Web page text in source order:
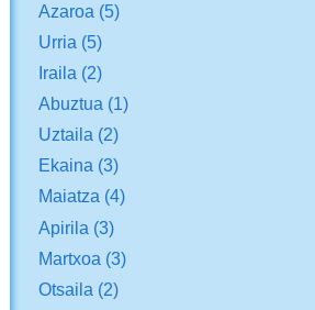
Azaroa (5)
Urria (5)
Iraila (2)
Abuztua (1)
Uztaila (2)
Ekaina (3)
Maiatza (4)
Apirila (3)
Martxoa (3)
Otsaila (2)